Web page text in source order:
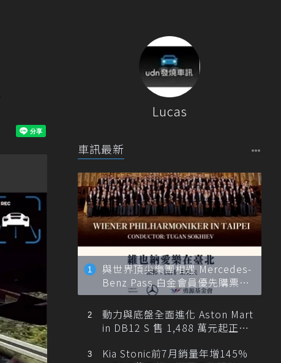
Lucas
車訊最新
與世界頂尖樂團相遇 Mercedes-
Benz Pass 白金會員優先購票維
也納愛樂
動力與底盤全面進化 Aston Mart
in DB12 S 售 1,488 萬元起正式
Kia Stonic前7月銷量年增145%